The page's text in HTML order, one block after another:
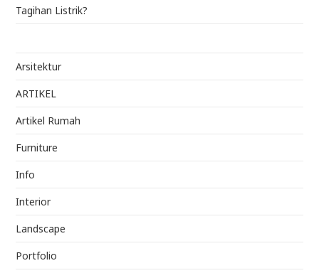
Tagihan Listrik?
Arsitektur
ARTIKEL
Artikel Rumah
Furniture
Info
Interior
Landscape
Portfolio